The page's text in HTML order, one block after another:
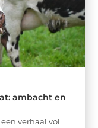
ambacht en
verhaal vol